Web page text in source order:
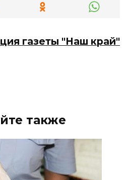
газеты "Наш край"
также